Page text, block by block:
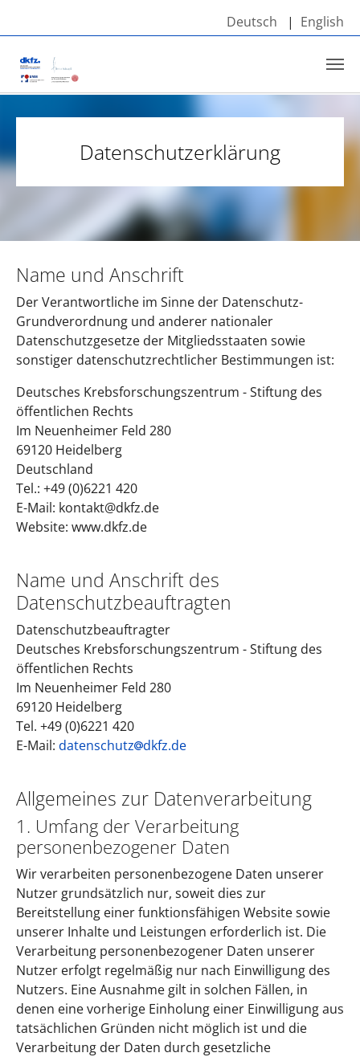
Skip to main content
Deutsch English
You are here:
DKFZ-Hector Krebsinstitut
Datenschutzerklärung
Name und Anschrift
Der Verantwortliche im Sinne der Datenschutz-
Grundverordnung und anderer nationaler
Datenschutzgesetze der Mitgliedsstaaten sowie
sonstiger datenschutzrechtlicher Bestimmungen ist:
Deutsches Krebsforschungszentrum - Stiftung des
öffentlichen Rechts
Im Neuenheimer Feld 280
69120 Heidelberg
Deutschland
Tel.: +49 (0)6221 420
E-Mail: kontakt@dkfz.de
Website: www.dkfz.de
Name und Anschrift des
Datenschutzbeauftragten
Datenschutzbeauftragter
Deutsches Krebsforschungszentrum - Stiftung des
öffentlichen Rechts
Im Neuenheimer Feld 280
69120 Heidelberg
Tel. +49 (0)6221 420
E-Mail: datenschutz dkfz.de
Allgemeines zur Datenverarbeitung
1. Umfang der Verarbeitung
personenbezogener Daten
Wir verarbeiten personenbezogene Daten unserer
Nutzer grundsätzlich nur, soweit dies zur
Bereitstellung einer funktionsfähigen Website sowie
unserer Inhalte und Leistungen erforderlich ist. Die
Verarbeitung personenbezogener Daten unserer
Nutzer erfolgt regelmäßig nur nach Einwilligung des
Nutzers. Eine Ausnahme gilt in solchen Fällen, in
denen eine vorherige Einholung einer Einwilligung aus
tatsächlichen Gründen nicht möglich ist und die
Verarbeitung der Daten durch gesetzliche